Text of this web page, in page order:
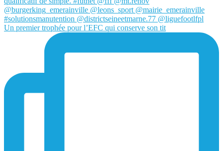
Un premier trophée pour l’EFC qui conserve son tit